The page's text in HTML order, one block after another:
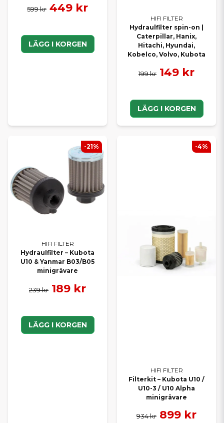
599 kr 449 kr
LÄGG I KORGEN
HIFI FILTER
Hydraulfilter spin-on |
Caterpillar, Hanix,
Hitachi, Hyundai,
Kobelco, Volvo, Kubota
199 kr 149 kr
LÄGG I KORGEN
HIFI FILTER
Hydraulfilter – Kubota
U10 & Yanmar B03/B05
minigrävare
239 kr 189 kr
LÄGG I KORGEN
-21%
HIFI FILTER
Filterkit – Kubota U10 /
U10-3 / U10 Alpha
minigrävare
934 kr 899 kr
-4%